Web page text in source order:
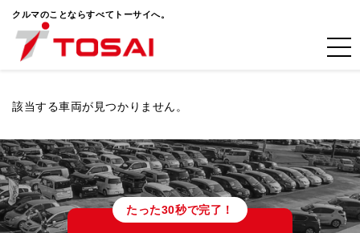
クルマのことならすべてトーサイへ。
該当する車両が見つかりません。
たった30秒で完了！